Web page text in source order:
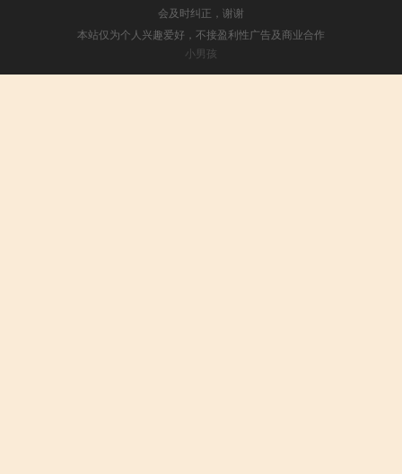
会及时纠正，谢谢
本站仅为个人兴趣爱好，不接盈利性广告及商业合作
小男孩